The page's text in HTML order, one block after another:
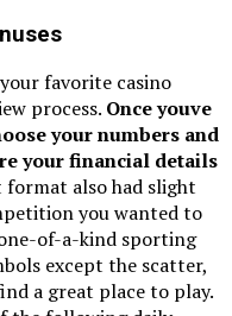
favorite casino
process. Once youve
your numbers and
your financial details
also had slight
you wanted to
of-a-kind sporting
except the scatter,
a great place to play.